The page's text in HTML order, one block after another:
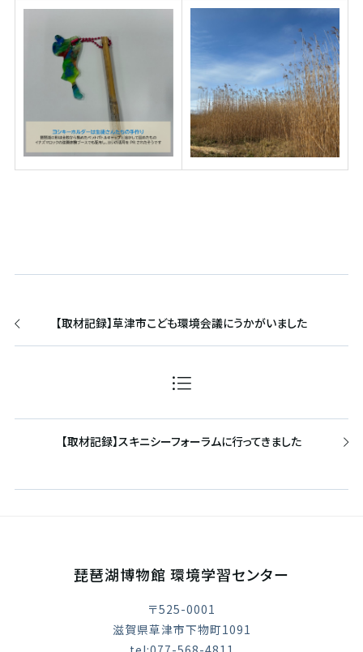
【取材記録】草津市こども環境会議にうかがいました
【取材記録】スキニシーフォーラムに行ってきました
琵琶湖博物館 環境学習センター
〒525-0001
滋賀県草津市下物町1091